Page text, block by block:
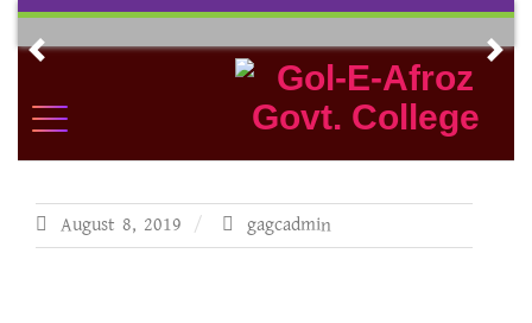
Skip
contentPrevious
August 8, 2019 gagcadmin